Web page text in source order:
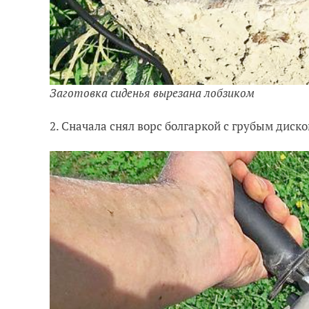
Заготовка сиденья вырезана лобзиком
2. Сначала снял ворс болгаркой с грубым